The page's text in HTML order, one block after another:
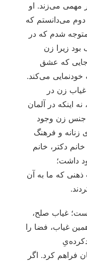
مهمی می‌زند. او
می‌دانستم که
شدم که در
بود زیرا زن
که عشق
می‌کند.
زن در
اینکه در آلمان
جنس زن وجود
و فرهنگ
دکتر، خانم
داشت؛
که ما به آن
غیاب صلح،
غیاب، فضا را
فراهم کرد. اگر